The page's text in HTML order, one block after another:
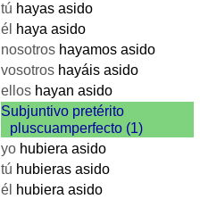
tú hayas asido
él haya asido
nosotros hayamos asido
vosotros hayáis asido
ellos hayan asido
Subjuntivo pretérito
pluscuamperfecto (1)
yo hubiera asido
tú hubieras asido
él hubiera asido